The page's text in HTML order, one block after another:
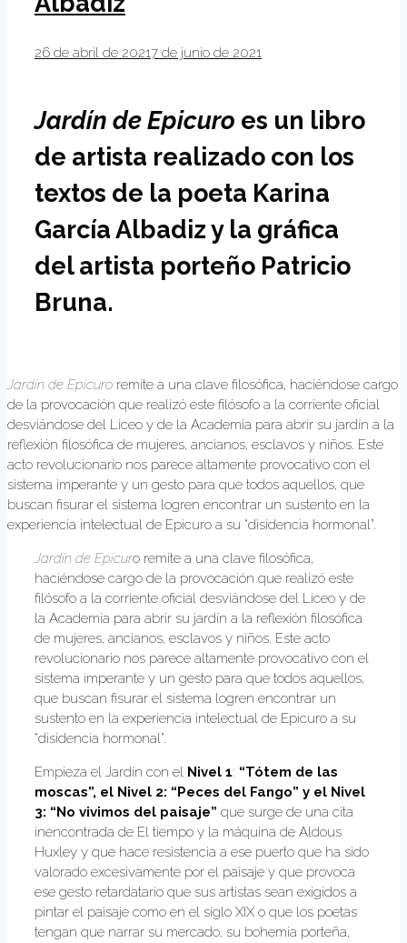
26 de abril de 20217 de junio de 2021
Jardín de Epicuro es un libro
de artista realizado con los
textos de la poeta Karina
García Albadiz y la gráfica
del artista porteño Patricio
Bruna.
Jardín de Epicuro remite a una clave filosófica, haciéndose cargo
de la provocación que realizó este filósofo a la corriente oficial
desviándose del Liceo y de la Academia para abrir su jardín a la
reflexión filosófica de mujeres, ancianos, esclavos y niños. Este
acto revolucionario nos parece altamente provocativo con el
sistema imperante y un gesto para que todos aquellos, que
buscan fisurar el sistema logren encontrar un sustento en la
experiencia intelectual de Epicuro a su “disidencia hormonal”.
Jardín de Epicuro remite a una clave filosófica,
haciéndose cargo de la provocación que realizó este
filósofo a la corriente oficial desviándose del Liceo y de
la Academia para abrir su jardín a la reflexión filosófica
de mujeres, ancianos, esclavos y niños. Este acto
revolucionario nos parece altamente provocativo con el
sistema imperante y un gesto para que todos aquellos,
que buscan fisurar el sistema logren encontrar un
sustento en la experiencia intelectual de Epicuro a su
“disidencia hormonal”.
Empieza el Jardín con el Nivel 1: “Tótem de las
moscas”, el Nivel 2: “Peces del Fango” y el Nivel
3: “No vivimos del paisaje” que surge de una cita
inencontrada de El tiempo y la máquina de Aldous
Huxley y que hace resistencia a ese puerto que ha sido
valorado excesivamente por el paisaje y que provoca
ese gesto retardatario que sus artistas sean exigidos a
pintar el paisaje como en el siglo XIX o que los poetas
tengan que narrar su mercado, su bohemia porteña,